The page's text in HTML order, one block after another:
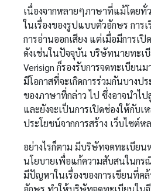
เนื่องจากหลายๆภาษาที่แม้โดยทั่
ในเรื่องของรูปแบบตัวอักษร การ
การอ่านออกเสียง แต่เมื่อมีการเ
ดังเช่นในปัจจุบัน บริษัทนายทะเ
Verisign ก็รองรับการจดทะเบียน
มีโอกาสที่จะเกิดการร่วมกันบางป
ของภาษาที่กล่าว ไป ซึ่งอาจนำไ
และยังจะเป็นการเปิดช่องให้กับ
ประโยชน์จากการสร้าง เว็บไซต์
อย่างไรก็ตาม มีบริษัทจดทะเบียน
นโยบายเพื่อแก้ความสับสนในก
มีปัญหาในเรื่องของการเขียนที่ค